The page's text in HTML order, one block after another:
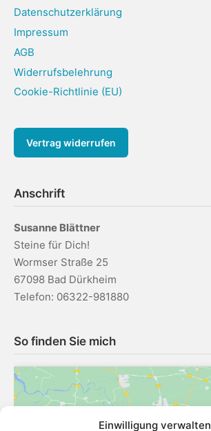
Einwilligung verwalten
Datenschutzerklärung
Impressum
AGB
Widerrufsbelehrung
Cookie-Richtlinie (EU)
Vertrag widerrufen
Anschrift
Susanne Blättner
Steine für Dich!
Wormser Straße 25
67098 Bad Dürkheim
Telefon: 06322-981880
So finden Sie mich